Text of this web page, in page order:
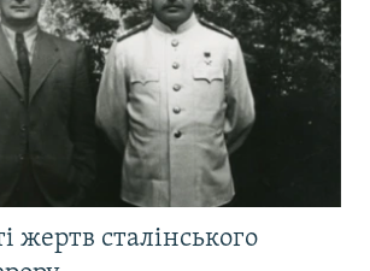
жертв сталінського